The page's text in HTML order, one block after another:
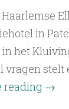
Haarlemse
in
het
vragen
reading →